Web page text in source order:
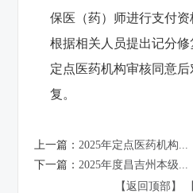
保医（药）师进行支付资
根据相关人员提出记分
定点医药机构审核同意
复。
上一篇： 2025年定点医药机构...
下一篇： 2025年度昌吉州本级...
【返回顶部】